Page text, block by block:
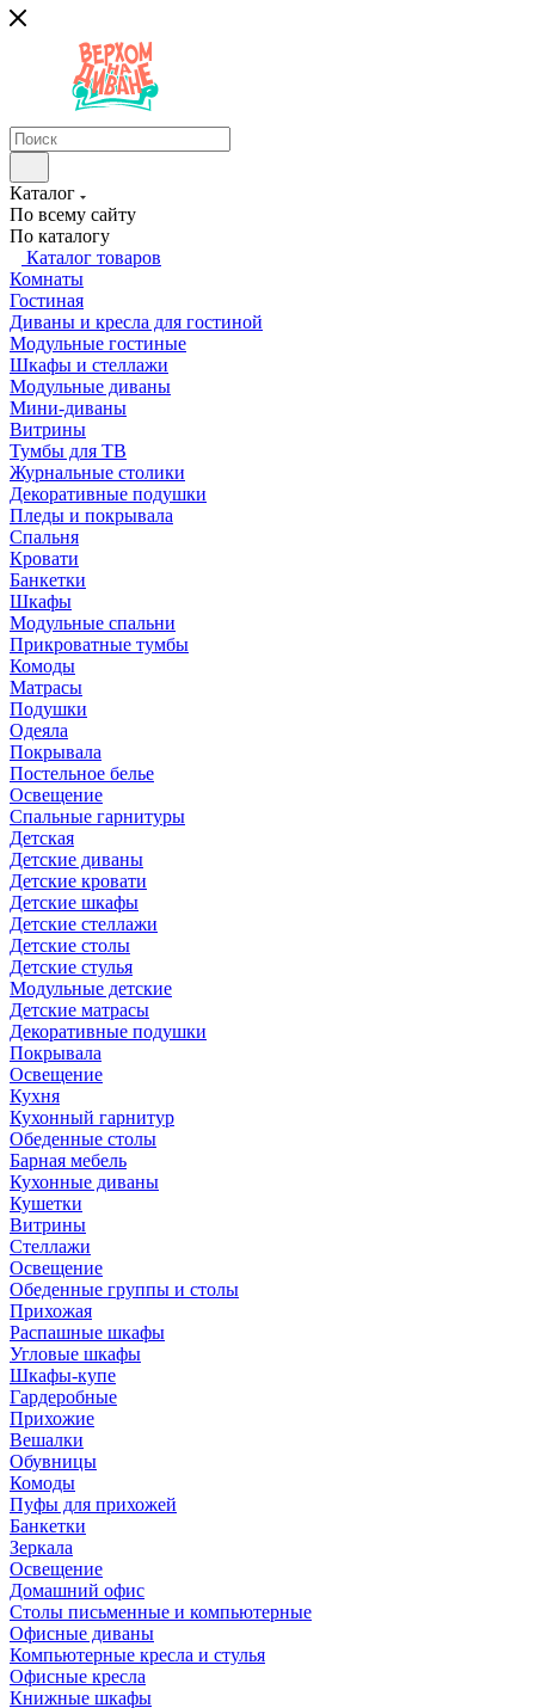
Каталог
По всему сайту
По каталогу
Каталог товаров
Комнаты
Гостиная
Диваны и кресла для гостиной
Модульные гостиные
Шкафы и стеллажи
Модульные диваны
Мини-диваны
Витрины
Тумбы для ТВ
Журнальные столики
Декоративные подушки
Пледы и покрывала
Спальня
Кровати
Банкетки
Шкафы
Модульные спальни
Прикроватные тумбы
Комоды
Матрасы
Подушки
Одеяла
Покрывала
Постельное белье
Освещение
Спальные гарнитуры
Детская
Детские диваны
Детские кровати
Детские шкафы
Детские стеллажи
Детские столы
Детские стулья
Модульные детские
Детские матрасы
Декоративные подушки
Покрывала
Освещение
Кухня
Кухонный гарнитур
Обеденные столы
Барная мебель
Кухонные диваны
Кушетки
Витрины
Стеллажи
Освещение
Обеденные группы и столы
Прихожая
Распашные шкафы
Угловые шкафы
Шкафы-купе
Гардеробные
Прихожие
Вешалки
Обувницы
Комоды
Пуфы для прихожей
Банкетки
Зеркала
Освещение
Домашний офис
Столы письменные и компьютерные
Офисные диваны
Компьютерные кресла и стулья
Офисные кресла
Книжные шкафы